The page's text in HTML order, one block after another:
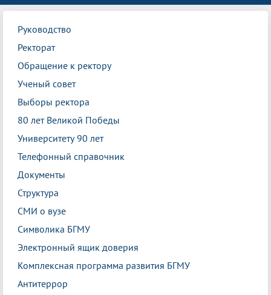
Руководство
Ректорат
Обращение к ректору
Ученый совет
Выборы ректора
80 лет Великой Победы
Университету 90 лет
Телефонный справочник
Документы
Структура
СМИ о вузе
Символика БГМУ
Электронный ящик доверия
Комплексная программа развития БГМУ
Антитеррор